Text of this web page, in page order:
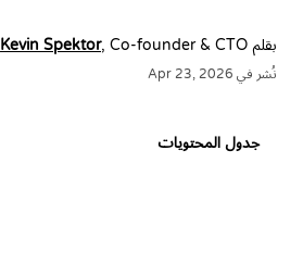
بقلم Kevin Spektor, Co-founder & CTO
نُشر في Apr 23, 2026
جدول المحتويات